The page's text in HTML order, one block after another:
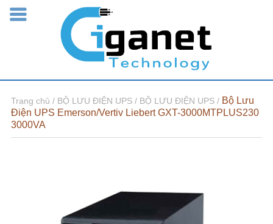
Trang chủ / BỘ LƯU ĐIỆN UPS / BỘ LƯU ĐIỆN UPS / Bộ Lưu
Điện UPS Emerson/Vertiv Liebert GXT-3000MTPLUS230
3000VA